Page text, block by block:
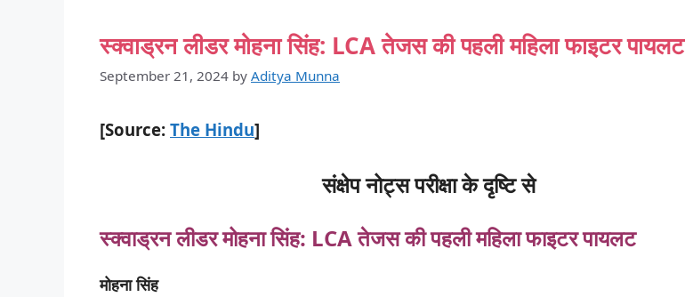
स्क्वाड्रन लीडर मोहना सिंह: LCA तेजस की पहली महिला फाइटर पायलट
September 21, 2024 by Aditya Munna
[Source: The Hindu]
संक्षेप नोट्स परीक्षा के दृष्टि से
स्क्वाड्रन लीडर मोहना सिंह: LCAतेजसकीपहलीमहिलाफाइटरपायलट
मोहनासिंह